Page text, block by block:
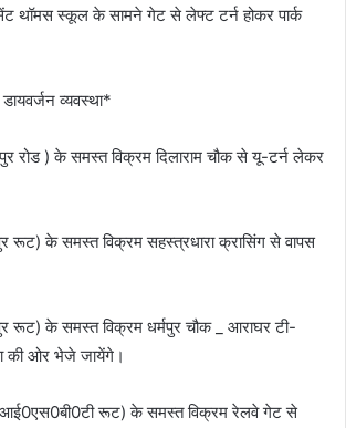
थॉमस स्कूल के सामने गेट से लेफ्ट टर्न होकर पार्क
व्यवस्था*
रोड ) के समस्त विक्रम दिलाराम चौक से यू-टर्न लेकर
रूट) के समस्त विक्रम सहस्त्रधारा क्रासिंग से वापस
रूट) के समस्त विक्रम धर्मपुर चौक _ आराघर टी-
की ओर भेजे जायेंगे।
रूट) के समस्त विक्रम रेलवे गेट से